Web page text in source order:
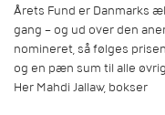
Årets Fund er Danmarks
gang – og ud over den
nomineret, så følges
og en pæn sum til alle
Her Mahdi Jallaw, bokser